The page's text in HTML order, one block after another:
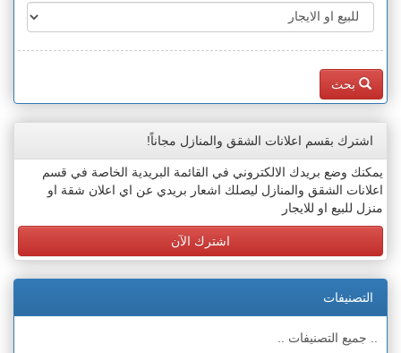
بحث
اشترك بقسم اعلانات الشقق والمنازل مجاناً!
يمكنك وضع بريدك الالكتروني في القائمة البريدية الخاصة في قسم
اعلانات الشقق والمنازل ليصلك اشعار بريدي عن اي اعلان شقة او
منزل للبيع او للايجار
اشترك الآن
التصنيفات
.. جميع التصنيفات ..